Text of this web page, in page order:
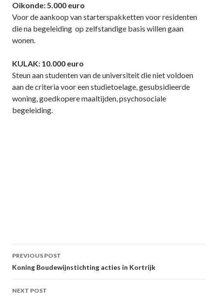
Oikonde: 5.000 euro
Voor de aankoop van starterspakketten voor residenten
die na begeleiding op zelfstandige basis willen gaan
wonen.
KULAK: 10.000 euro
Steun aan studenten van de universiteit die niet voldoen
aan de criteria voor een studietoelage, gesubsidieerde
woning, goedkopere maaltijden, psychosociale
begeleiding.
Post
navigation
PREVIOUS POST
Koning Boudewijnstichting acties in Kortrijk
NEXT POST